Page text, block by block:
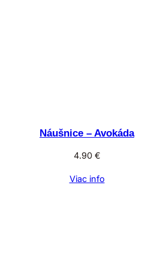
Náušnice – Avokáda
4.90 €
Viac info